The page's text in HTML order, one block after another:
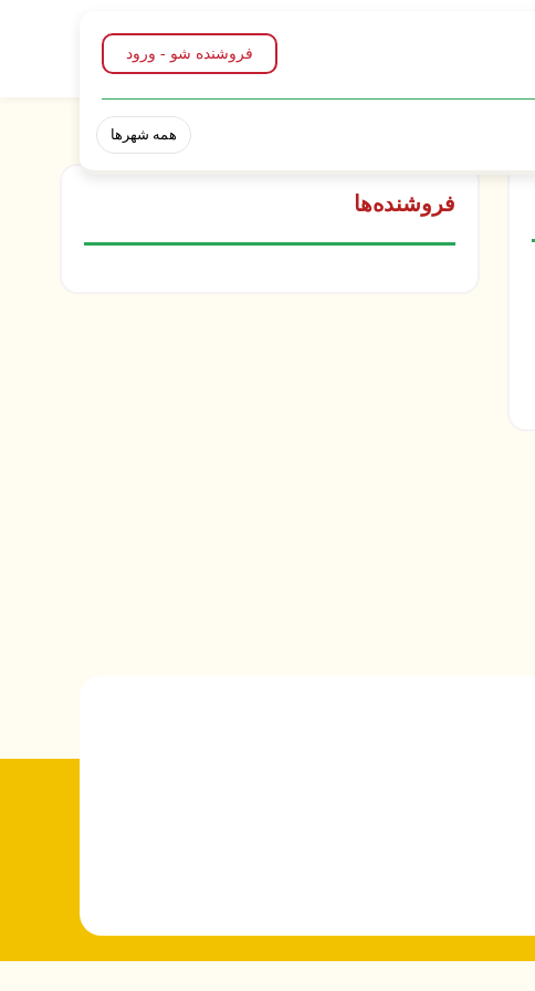
فروشنده شو - ورود
همه شهرها
فروشنده‌ها